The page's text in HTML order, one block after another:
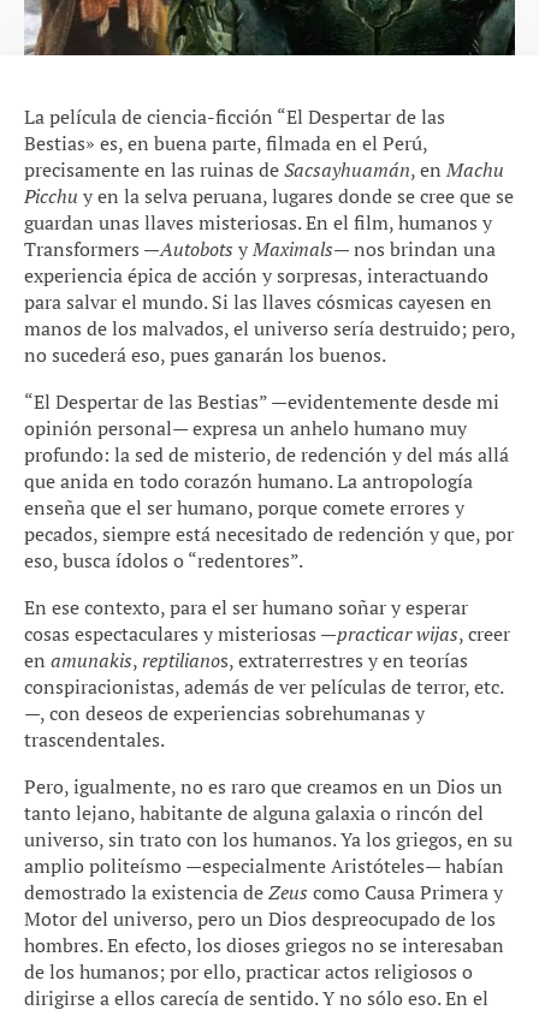
La película de ciencia-ficción “El Despertar de las
Bestias» es, en buena parte, filmada en el Perú,
precisamente en las ruinas deSacsayhuamán, enMachu
Picchu y en la selva peruana, lugares donde se cree que se
guardan unas llaves misteriosas. En el film, humanos y
Transformers —Autobots yMaximals— nos brindan una
experiencia épica de acción y sorpresas, interactuando
para salvar el mundo. Si las llaves cósmicas cayesen en
manos de los malvados, el universo sería destruido; pero,
no sucederá eso, pues ganarán los buenos.
“El Despertar de las Bestias” —evidentemente desde mi
opinión personal— expresa un anhelo humano muy
profundo: la sed de misterio, de redención y del más allá
que anida en todo corazón humano. La antropología
enseña que el ser humano, porque comete errores y
pecados, siempre está necesitado de redención y que, por
eso, busca ídolos o “redentores”.
En ese contexto, para el ser humano soñar y esperar
cosas espectaculares y misteriosas —practicar wijas, creer
en amunakis,reptilianos, extraterrestres y en teorías
conspiracionistas, además de ver películas de terror, etc.
—, con deseos de experiencias sobrehumanas y
trascendentales.
Pero, igualmente, no es raro que creamos en un Dios un
tanto lejano, habitante de alguna galaxia o rincón del
universo, sin trato con los humanos. Ya los griegos, en su
amplio politeísmo —especialmente Aristóteles— habían
demostrado la existencia deZeus como Causa Primera y
Motor del universo, pero un Dios despreocupado de los
hombres. En efecto, los dioses griegos no se interesaban
de los humanos; por ello, practicar actos religiosos o
dirigirse a ellos carecía de sentido. Y no sólo eso. En el